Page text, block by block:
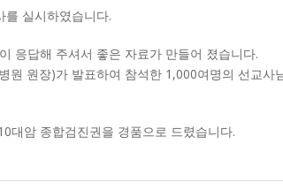
실시하였습니다.
응답해 주셔서 좋은 자료가 만들어 졌습니다.
원장)가 발표하여 참석한 1,000여명의 선교사
대암 종합검진권을 경품으로 드렸습니다.